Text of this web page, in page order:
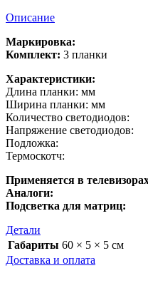
Описание
Маркировка:
Комплект: 3 планки
Характеристики:
Длина планки: мм
Ширина планки: мм
Количество светодиодов:
Напряжение светодиодов:
Подложка:
Термоскотч:
Применяется в
Аналоги:
Подсветка для матриц:
Детали
Габариты 60 × 5 × 5 см
Доставка и оплата